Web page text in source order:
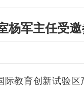
杨军主任受
际教育创新试验